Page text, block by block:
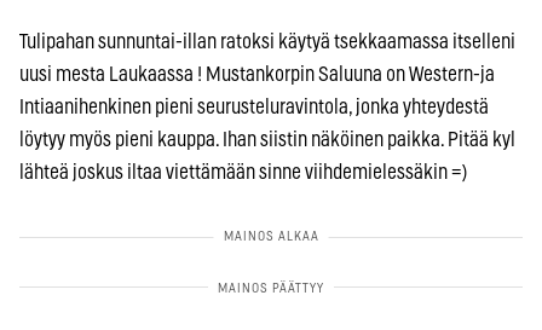
Tulipahan sunnuntai-illan ratoksi käytyä tsekkaamassa itselleni
uusi mesta Laukaassa ! Mustankorpin Saluuna on Western-ja
Intiaanihenkinen pieni seurusteluravintola, jonka yhteydestä
löytyy myös pieni kauppa. Ihan siistin näköinen paikka. Pitää kyl
lähteä joskus iltaa viettämään sinne viihdemielessäkin =)